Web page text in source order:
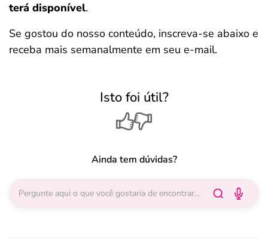
terá disponível.
Se gostou do nosso conteúdo, inscreva-se abaixo e
receba mais semanalmente em seu e-mail.
Isto foi útil?
Ainda tem dúvidas?